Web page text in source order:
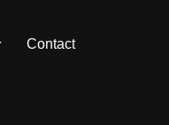
Contact